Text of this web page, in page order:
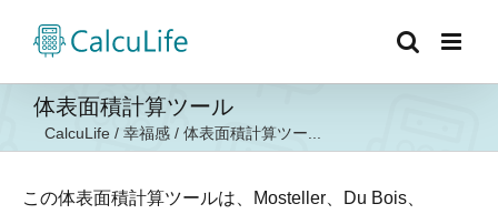
体表面積計算ツール
CalcuLife / 幸福感 / 体表面積計算ツー...
この体表面積計算ツールは、Mosteller、Du Bois、